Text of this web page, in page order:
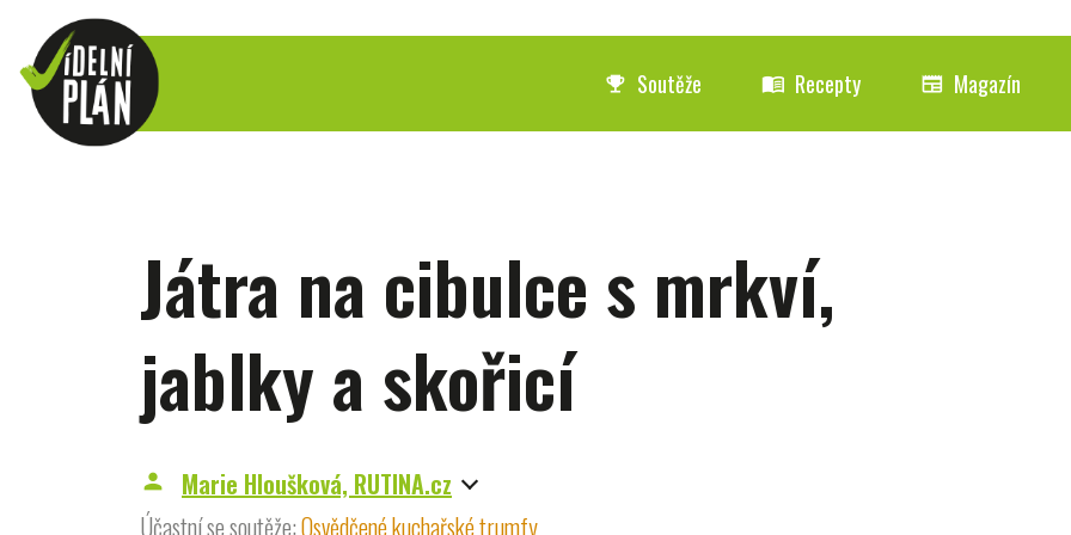
emoji_events Soutěže menu_book Recepty newspaper Magazín
Játra na cibulce s mrkví,
jablky a skořicí
person
Marie Hloušková, RUTINA.cz
Účastní se soutěže:Osvědčené kuchařské trumfy